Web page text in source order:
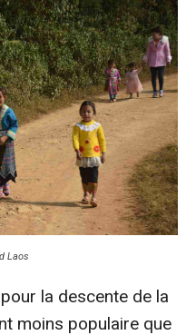
Laos
la descente de la
moins populaire que